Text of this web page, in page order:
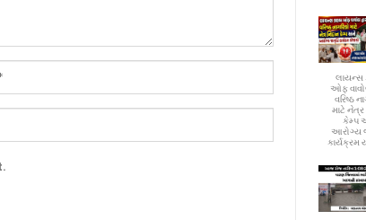
લાયન્સ
ઓફ
વરિષ્ઠ
માટે નેત્ર
કેમ્પ
આરોગ્ય
કાર્યક્રમ